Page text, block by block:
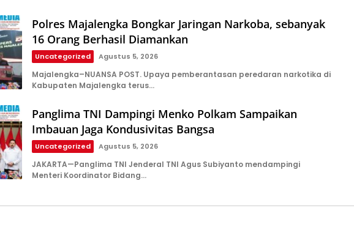
Polres Majalengka Bongkar Jaringan Narkoba, sebanyak
16 Orang Berhasil Diamankan
Uncategorized Agustus 5, 2026
Majalengka–NUANSA POST. Upaya pemberantasan peredaran narkotika di
Kabupaten Majalengka terus…
Panglima TNI Dampingi Menko Polkam Sampaikan
Imbauan Jaga Kondusivitas Bangsa
Uncategorized Agustus 5, 2026
JAKARTA—Panglima TNI Jenderal TNI Agus Subiyanto mendampingi
Menteri Koordinator Bidang…